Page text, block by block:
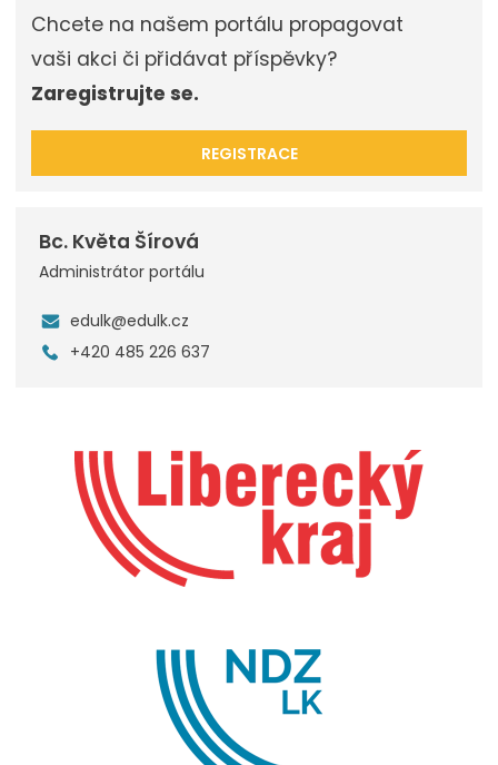
Chcete na našem portálu propagovat
vaši akci či přidávat příspěvky?
Zaregistrujte se.
REGISTRACE
Bc. Květa Šírová
Administrátor portálu
edulk@edulk.cz
+420 485 226 637